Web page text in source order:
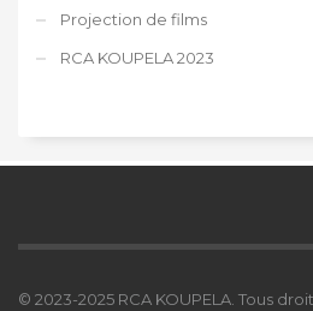
Projection de films
RCA KOUPELA 2023
© 2023-2025 RCA KOUPELA. Tous